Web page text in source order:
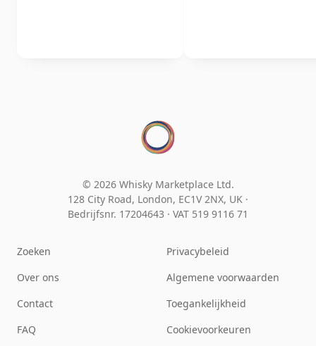
© 2026 Whisky Marketplace Ltd.
128 City Road, London, EC1V 2NX, UK ·
Bedrijfsnr. 17204643 · VAT 519 9116 71
Zoeken
Over ons
Contact
FAQ
Privacybeleid
Algemene voorwaarden
Toegankelijkheid
Cookievoorkeuren